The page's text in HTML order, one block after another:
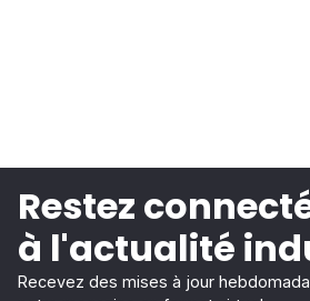
Restez
à l'actualité
Recevez des mises à jour